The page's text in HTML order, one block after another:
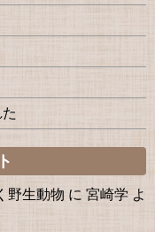
野生動物 に 宮崎学 よ